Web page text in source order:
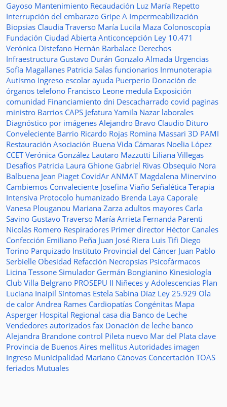
Gayoso Mantenimiento Recaudación Luz María Repetto
Interrupción del embarazo Gripe A Impermeabilización
Biopsias Claudia Traverso María Lucila Maza Colonoscopía
Fundación Ciudad Abierta Anticoncepción Ley 10.471
Verónica Distefano Hernán Barbalace Derechos
Infraestructura Gustavo Durán Gonzalo Almada Urgencias
Sofía Magallanes Patricia Salas funcionarios Inmunoterapia
Autismo Ingreso escolar ayuda Puerperio Donación de
órganos telefono Francisco Leone medula Exposición
comunidad Financiamiento dni Descacharrado covid paginas
ministro Barrios CAPS Jefatura Yamila Nazar laborales
Diagnóstico por imágenes Alejandro Bravo Claudio Dituro
Conveleciente Barrio Ricardo Rojas Romina Massari 3D PAMI
Restauración Asociación Buena Vida Cámaras Noelia López
CCETVerónica González Lautaro Mazzutti Liliana Villegas
Desafíos Patricia Laura Ghione Gabriel Rivas Obsequio Nora
Balbuena Jean Piaget CovidAr ANMAT Magdalena Minervino
Cambiemos Convaleciente Josefina Viaño Señalética Terapia
Intensiva Protocolo humanizado Brenda Laya Caporale
Vanesa Plouganou Mariana Zarza adultos mayores Carla
Savino Gustavo Traverso María Arrieta Fernanda Parenti
Nicolás Romero Respiradores Primer director Héctor Canales
Confección Emiliano Peña Juan José Riera Luis Tifi Diego
Torino Parquizado Instituto Provincial del Cáncer Juan Pablo
Serbielle Obesidad Refacción Necropsias Psicofármacos
Licina Tessone Simulador Germán Bongianino Kinesiología
Club Villa Belgrano PROSEPU II Niñeces y Adolescencias Plan
Luciana Inaipil Síntomas Estela Sabina Díaz Ley 25.929 Ola
de calor Andrea Rames Cardiopatías Congénitas Mapa
Asperger Hospital Regional casa dia Banco de Leche
Vendedores autorizados fax Donación de leche banco
Alejandra Brandone control Pileta nuevo Mar del Plata clave
Provincia de Buenos Aires mellitus Autoridades imagen
Ingreso Municipalidad Mariano Cánovas Concertación TOAS
feriados Mutuales